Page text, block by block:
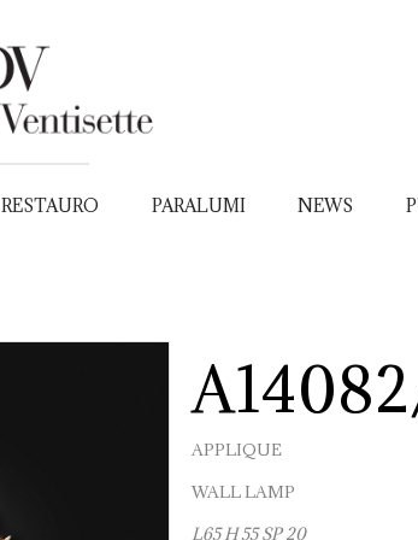
RESTAURO PARALUMI NEWS
APPLIQUE
WALL LAMP
L65 H 55 SP 20